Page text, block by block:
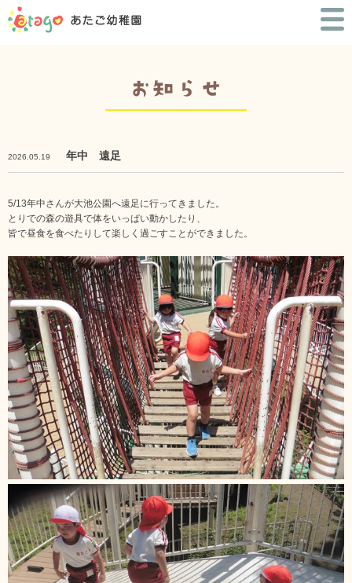
2026.05.19 年中 遠足
5/13年中さんが大池公園へ遠足に行ってきました。
とりでの森の遊具で体をいっぱい動かしたり、
皆で昼食を食べたりして楽しく過ごすことができました。